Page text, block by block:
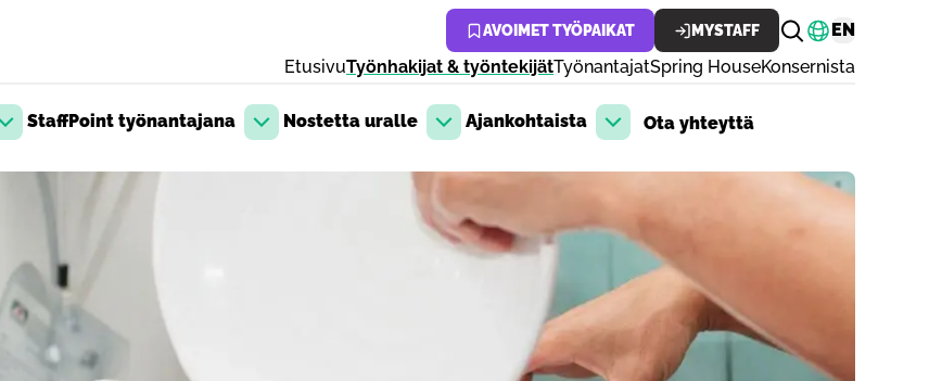
AVOIMET TYÖPAIKAT MYSTAFF Vaihda
EN
EtusivuTyönhakijat & työntekijätTyönantajatSpring HouseKonsernista
Avaa pudotusvalikko
StaffPoint työnantajana
Avaa pudotusvalikko
Nostetta uralle
Avaa pudotusvalikko
Ajankohtaista
Avaa pudotusvalikko
Ota yhteyttä